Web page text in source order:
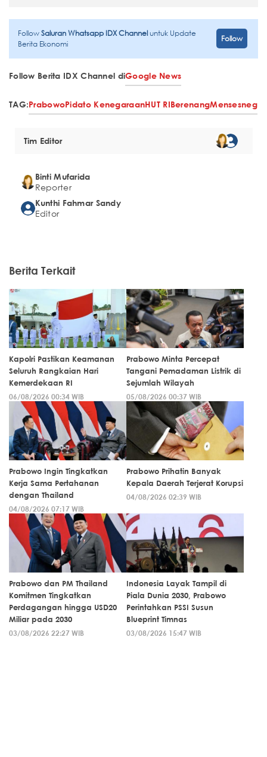
FollowSaluran Whatsapp IDX Channeluntuk Update
Berita Ekonomi
Follow
Follow Berita IDX Channel diGoogle News
TAG:PrabowoPidato KenegaraanHUT RIBerenangMensesneg
Tim Editor
Binti Mufarida
Reporter
Kunthi Fahmar Sandy
Editor
Berita Terkait
Kapolri Pastikan Keamanan
Seluruh Rangkaian Hari
Kemerdekaan RI
06/08/2026 00:34 WIB
Prabowo Minta Percepat
Tangani Pemadaman Listrik di
Sejumlah Wilayah
05/08/2026 00:37 WIB
Prabowo Ingin Tingkatkan
Kerja Sama Pertahanan
dengan Thailand
04/08/2026 07:17 WIB
Prabowo Prihatin Banyak
Kepala Daerah Terjerat Korupsi
04/08/2026 02:39 WIB
Prabowo dan PM Thailand
Komitmen Tingkatkan
Perdagangan hingga USD20
Miliar pada 2030
03/08/2026 22:27 WIB
Indonesia Layak Tampil di
Piala Dunia 2030, Prabowo
Perintahkan PSSI Susun
Blueprint Timnas
03/08/2026 15:47 WIB